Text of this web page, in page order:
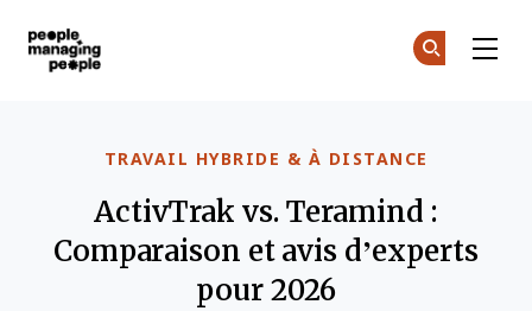
TRAVAIL HYBRIDE & À DISTANCE
ActivTrak vs. Teramind :
Comparaison et avis d’experts
pour 2026